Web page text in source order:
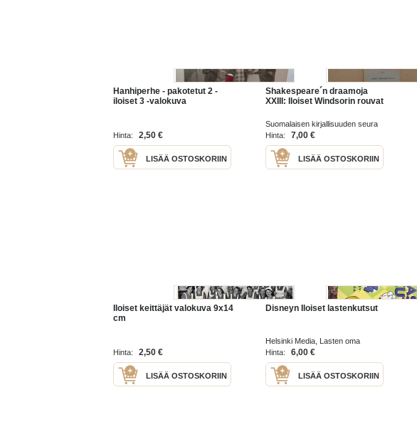
Hanhiperhe - pakotetut 2 -
iloiset 3 -valokuva
Hinta: 2,50 €
LISÄÄ OSTOSKORIIN
Shakespeare´n draamoja
XXIII: Iloiset Windsorin rouvat
Suomalaisen kirjallisuuden seura
1920
Hinta: 7,00 €
LISÄÄ OSTOSKORIIN
Iloiset keittäjät valokuva 9x14
cm
Hinta: 2,50 €
LISÄÄ OSTOSKORIIN
Disneyn Iloiset lastenkutsut
Helsinki Media, Lasten oma
kirjakerho 1999
Hinta: 6,00 €
LISÄÄ OSTOSKORIIN